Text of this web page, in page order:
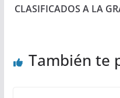
CLASIFICADOS A LA
También te